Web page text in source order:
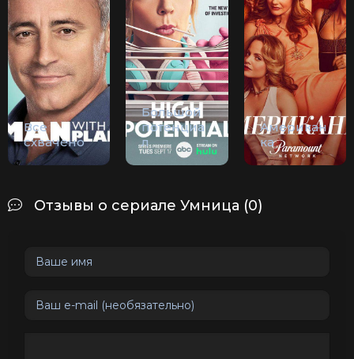
Все
схвачено
Большой
потенциа
л
Американ
ка
Отзывы о сериале Умница (0)